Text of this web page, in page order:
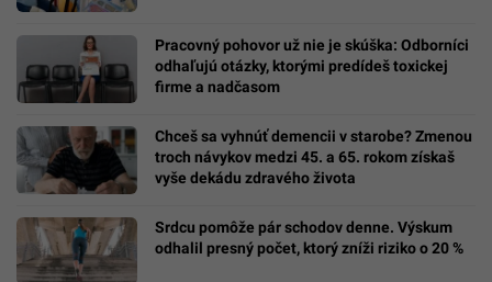
Pracovný pohovor už nie je skúška: Odborníci
odhaľujú otázky, ktorými predídeš toxickej
firme a nadčasom
Chceš sa vyhnúť demencii v starobe? Zmenou
troch návykov medzi 45. a 65. rokom získaš
vyše dekádu zdravého života
Srdcu pomôže pár schodov denne. Výskum
odhalil presný počet, ktorý zníži riziko o 20 %